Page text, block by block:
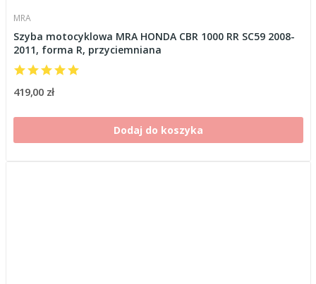
MRA
Szyba motocyklowa MRA HONDA CBR 1000 RR SC59 2008-
2011, forma R, przyciemniana
419,00 zł
Dodaj do koszyka